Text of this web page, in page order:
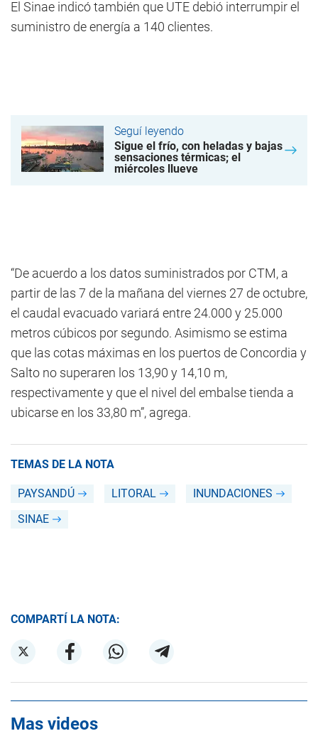
El Sinae indicó también que UTE debió interrumpir el
suministro de energía a 140 clientes.
Seguí leyendo
Sigue el frío, con heladas y bajas
sensaciones térmicas; el
miércoles llueve
“De acuerdo a los datos suministrados por CTM, a
partir de las 7 de la mañana del viernes 27 de octubre,
el caudal evacuado variará entre 24.000 y 25.000
metros cúbicos por segundo. Asimismo se estima
que las cotas máximas en los puertos de Concordia y
Salto no superaren los 13,90 y 14,10 m,
respectivamente y que el nivel del embalse tienda a
ubicarse en los 33,80 m”, agrega.
TEMAS DE LA NOTA
PAYSANDÚ LITORAL
INUNDACIONES
SINAE
COMPARTÍ LA NOTA:
Mas videos